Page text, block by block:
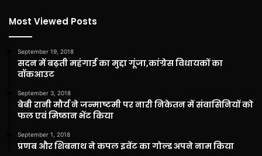
Most Viewed Posts
September 19, 2018
सदन में बढ़ती महंगाई का मुद्दा गूंजा,कांग्रेस विधायकों का
वॉकआउट
September 3, 2018
बेबी रानी मौर्य ने जन्माष्टमी पर नारी निकेतन में संवासिनियों को
फल एवं मिष्ठान भेंट किया
September 1, 2018
प्रणब और शिबनाथ ने कपल इवेंट का गोल्ड अपने नाम किया